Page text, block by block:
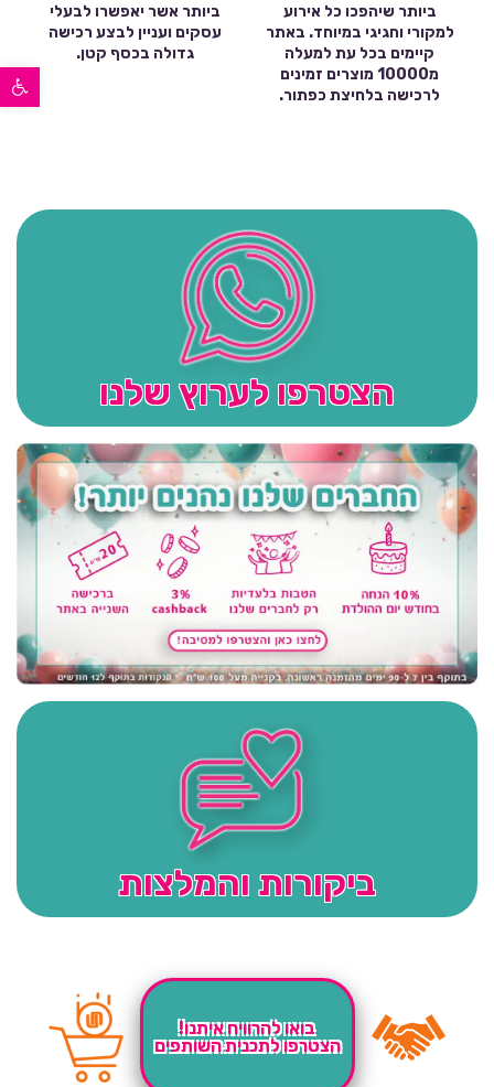
פתח סרגל נגישות
ביותר שיהפכו כל אירוע
למקורי וחגיגי במיוחד. באתר
קיימים בכל עת למעלה
מ10000 מוצרים זמינים
לרכישה בלחיצת כפתור.
ביותר אשר יאפשרו לבעלי
עסקים ועניין לבצע רכישה
גדולה בכסף קטן.
הצטרפו לערוץ שלנו
ביקורות והמלצות
בואו להרוויח איתנו!
הצטרפו לתכנית השותפים